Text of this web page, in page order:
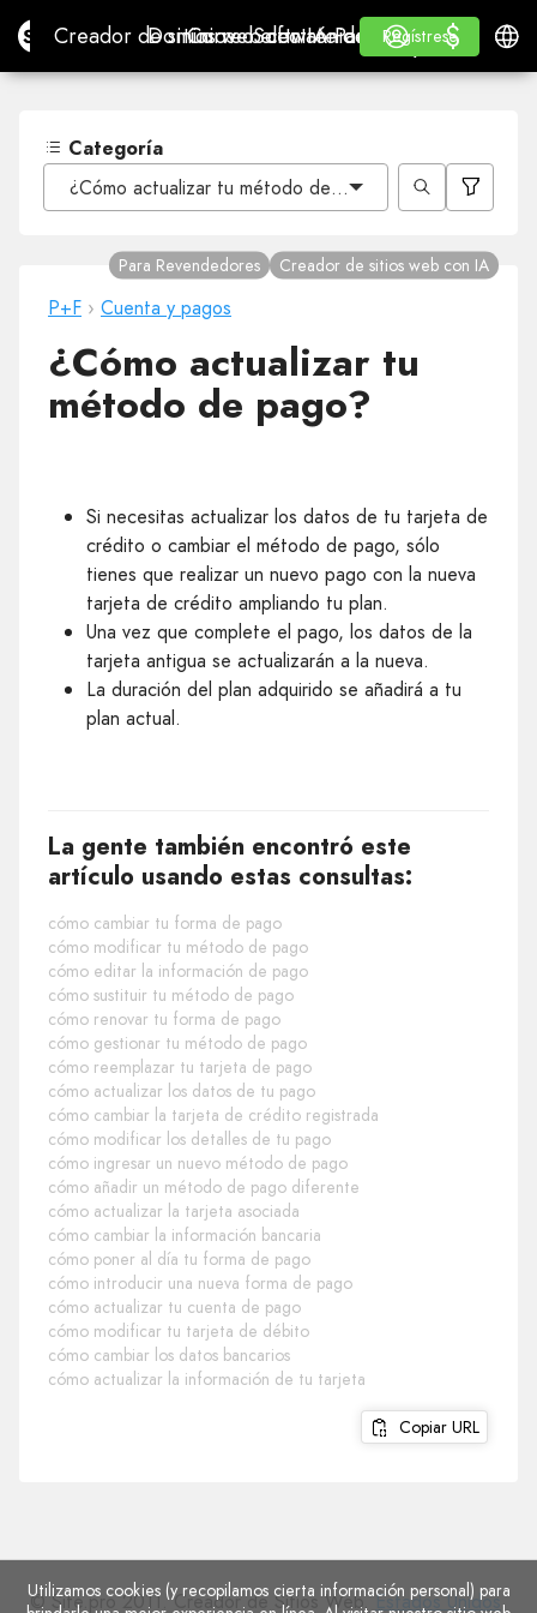
Site.proCreador de sitios web con IA
Creador de sitios web con IA
Dominios
Dominios
Correo electrónico
Correo electrónico
Software de contabilidad
Software de contabilidad
Para
Para Revendedores
MARCA BLANCA
Aprender
Aprender
Regístrese
Regístrese
Inicio de sesión
$
$
Categoría
¿Cómo actualizar tu método de pago?
P+F › Cuenta y pagos
Para Revendedores Creador de sitios web con IA
¿Cómo actualizar tu
método de pago?
Si necesitas actualizar los datos de tu tarjeta de
crédito o cambiar el método de pago, sólo
tienes que realizar un nuevo pago con la nueva
tarjeta de crédito ampliando tu plan.
Una vez que complete el pago, los datos de la
tarjeta antigua se actualizarán a la nueva.
La duración del plan adquirido se añadirá a tu
plan actual.
La gente también encontró este
artículo usando estas consultas:
cómo cambiar tu forma de pago
cómo modificar tu método de pago
cómo editar la información de pago
cómo sustituir tu método de pago
cómo renovar tu forma de pago
cómo gestionar tu método de pago
cómo reemplazar tu tarjeta de pago
cómo actualizar los datos de tu pago
cómo cambiar la tarjeta de crédito registrada
cómo modificar los detalles de tu pago
cómo ingresar un nuevo método de pago
cómo añadir un método de pago diferente
cómo actualizar la tarjeta asociada
cómo cambiar la información bancaria
cómo poner al día tu forma de pago
cómo introducir una nueva forma de pago
cómo actualizar tu cuenta de pago
cómo modificar tu tarjeta de débito
cómo cambiar los datos bancarios
cómo actualizar la información de tu tarjeta
Copiar URL
© Site.pro 2011. Creador de Sitios Web.Estados Unidos.
Utilizamos cookies (y recopilamos cierta información personal) para